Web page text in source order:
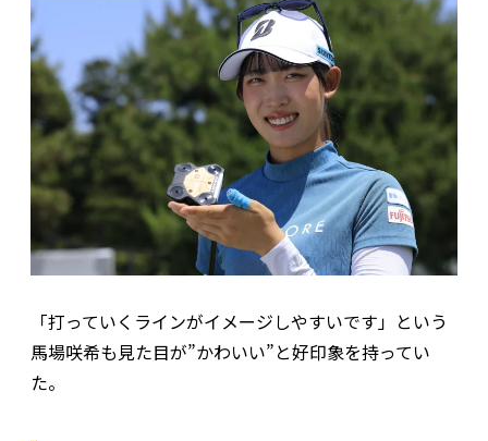
「打っていくラインがイメージしやすいです」という
馬場咲希も見た目が”かわいい”と好印象を持ってい
た。